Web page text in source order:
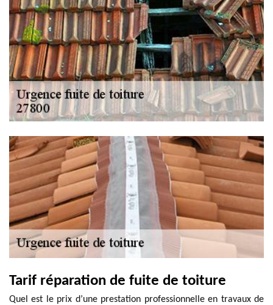
Tarif réparation de fuite de toiture
Quel est le prix d’une prestation professionnelle en travaux de